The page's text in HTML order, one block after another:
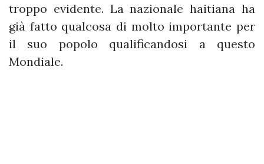
troppo evidente. La nazionale haitiana ha
già fatto qualcosa di molto importante per
il suo popolo qualificandosi a questo
Mondiale.